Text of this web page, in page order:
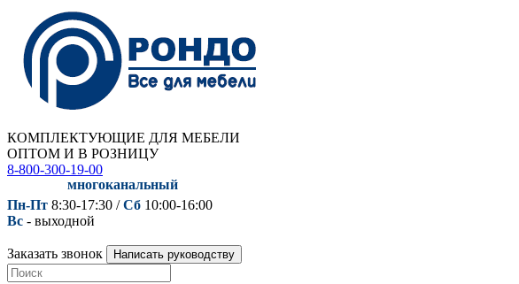
КОМПЛЕКТУЮЩИЕ ДЛЯ МЕБЕЛИ
ОПТОМ И В РОЗНИЦУ
8-800-300-19-00
многоканальный
Пн-Пт 8:30-17:30 /Сб 10:00-16:00
Вс - выходной
Заказать звонок Написать руководству